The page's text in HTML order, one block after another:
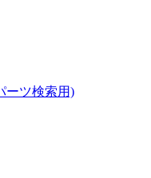
ーツ検索用)